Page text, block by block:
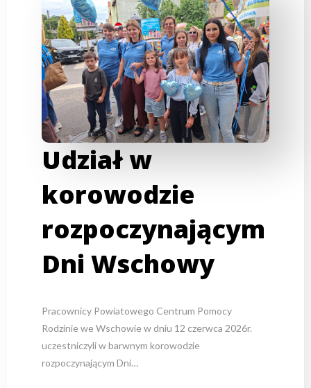
Udział w
korowodzie
rozpoczynającym
Dni Wschowy
Pracownicy Powiatowego Centrum Pomocy
Rodzinie we Wschowie w dniu 12 czerwca 2026r.
uczestniczyli w barwnym korowodzie
rozpoczynającym Dni…